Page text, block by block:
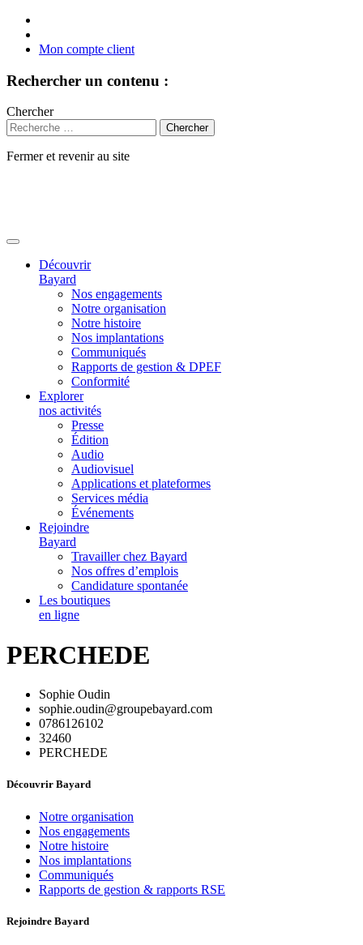
Mon compte client
Rechercher un contenu :
Chercher
Fermer et revenir au site
Découvrir
Bayard
Nos engagements
Notre organisation
Notre histoire
Nos implantations
Communiqués
Rapports de gestion & DPEF
Conformité
Explorer
nos activités
Presse
Édition
Audio
Audiovisuel
Applications et plateformes
Services média
Événements
Rejoindre
Bayard
Travailler chez Bayard
Nos offres d’emplois
Candidature spontanée
Les boutiques
en ligne
PERCHEDE
Sophie Oudin
sophie.oudin@groupebayard.com
0786126102
32460
PERCHEDE
Découvrir Bayard
Notre organisation
Nos engagements
Notre histoire
Nos implantations
Communiqués
Rapports de gestion & rapports RSE
Rejoindre Bayard